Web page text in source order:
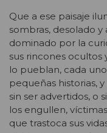
Que a ese paisaje
sombras, desolado
dominado por la
sus rincones ocultos
lo pueblan, cada
pequeñas historias,
sin ser advertidos, o
los engullen,
que trastoca sus